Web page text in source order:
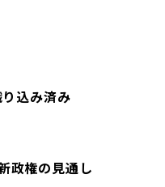
込み済み
政権の見通し